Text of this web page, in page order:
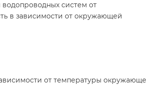
систем от
в зависимости от окружающей
от температуры